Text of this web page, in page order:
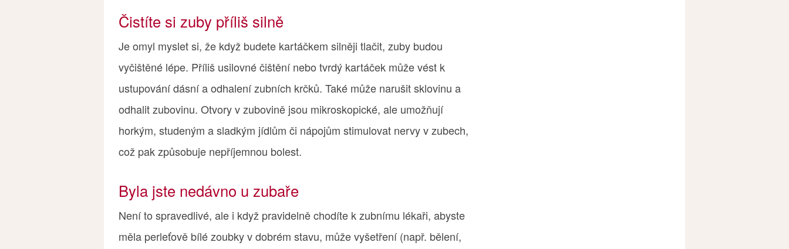
Čistíte si zuby příliš silně
Je omyl myslet si, že když budete kartáčkem silněji tlačit, zuby budou
vyčištěné lépe. Příliš usilovné čištění nebo tvrdý kartáček může vést k
ustupování dásní a odhalení zubních krčků. Také může narušit sklovinu a
odhalit zubovinu. Otvory v zubovině jsou mikroskopické, ale umožňují
horkým, studeným a sladkým jídlům či nápojům stimulovat nervy v zubech,
což pak způsobuje nepříjemnou bolest.
Byla jste nedávno u zubaře
Není to spravedlivé, ale i když pravidelně chodíte k zubnímu lékaři, abyste
měla perleťově bílé zoubky v dobrém stavu, může vyšetření (např. bělení,